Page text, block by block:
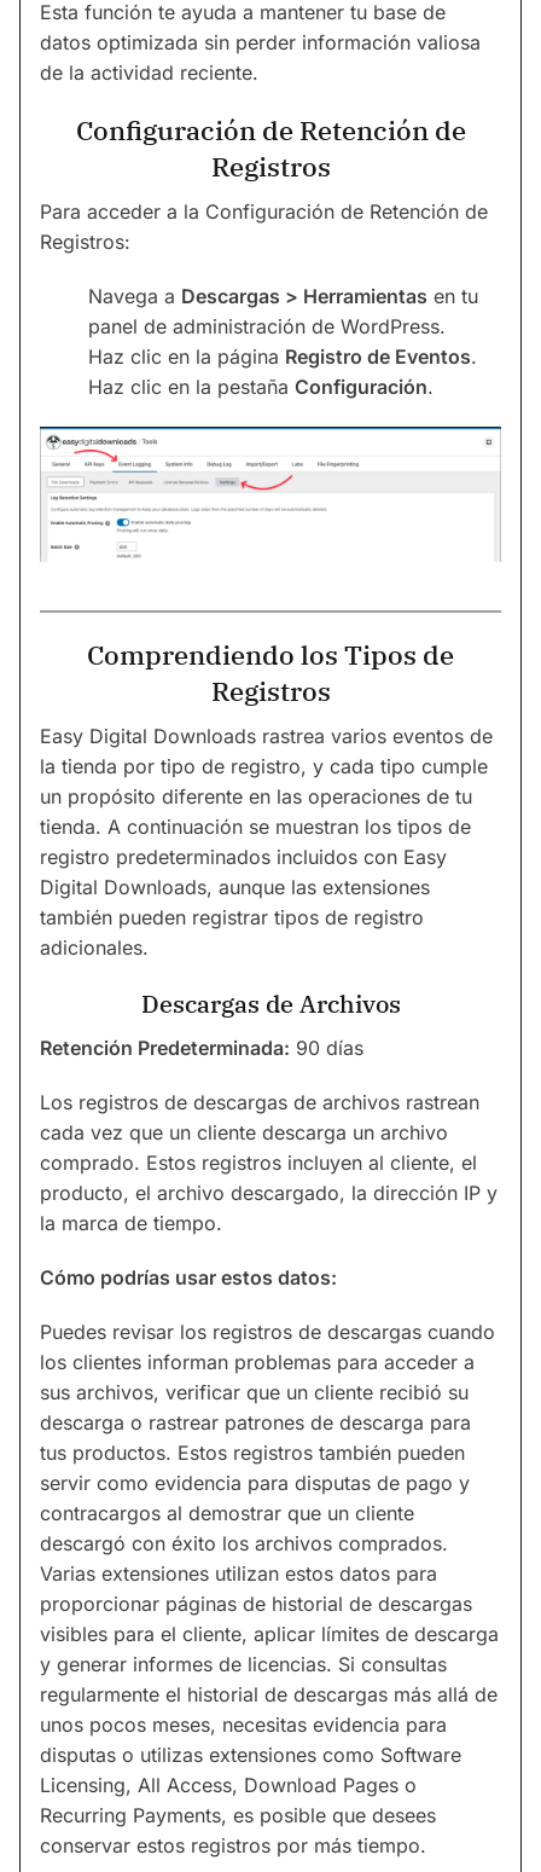
Esta función te ayuda a mantener tu base de
datos optimizada sin perder información valiosa
de la actividad reciente.
Configuración de Retención de
Registros
Para acceder a la Configuración de Retención de
Registros:
Navega a Descargas > Herramientas en tu
panel de administración de WordPress.
Haz clic en la página Registro de Eventos.
Haz clic en la pestaña Configuración.
Comprendiendo los Tipos de
Registros
Easy Digital Downloads rastrea varios eventos de
la tienda por tipo de registro, y cada tipo cumple
un propósito diferente en las operaciones de tu
tienda. A continuación se muestran los tipos de
registro predeterminados incluidos con Easy
Digital Downloads, aunque las extensiones
también pueden registrar tipos de registro
adicionales.
Descargas de Archivos
Retención Predeterminada: 90 días
Los registros de descargas de archivos rastrean
cada vez que un cliente descarga un archivo
comprado. Estos registros incluyen al cliente, el
producto, el archivo descargado, la dirección IP y
la marca de tiempo.
Cómo podrías usar estos datos:
Puedes revisar los registros de descargas cuando
los clientes informan problemas para acceder a
sus archivos, verificar que un cliente recibió su
descarga o rastrear patrones de descarga para
tus productos. Estos registros también pueden
servir como evidencia para disputas de pago y
contracargos al demostrar que un cliente
descargó con éxito los archivos comprados.
Varias extensiones utilizan estos datos para
proporcionar páginas de historial de descargas
visibles para el cliente, aplicar límites de descarga
y generar informes de licencias. Si consultas
regularmente el historial de descargas más allá de
unos pocos meses, necesitas evidencia para
disputas o utilizas extensiones como Software
Licensing, All Access, Download Pages o
Recurring Payments, es posible que desees
conservar estos registros por más tiempo.